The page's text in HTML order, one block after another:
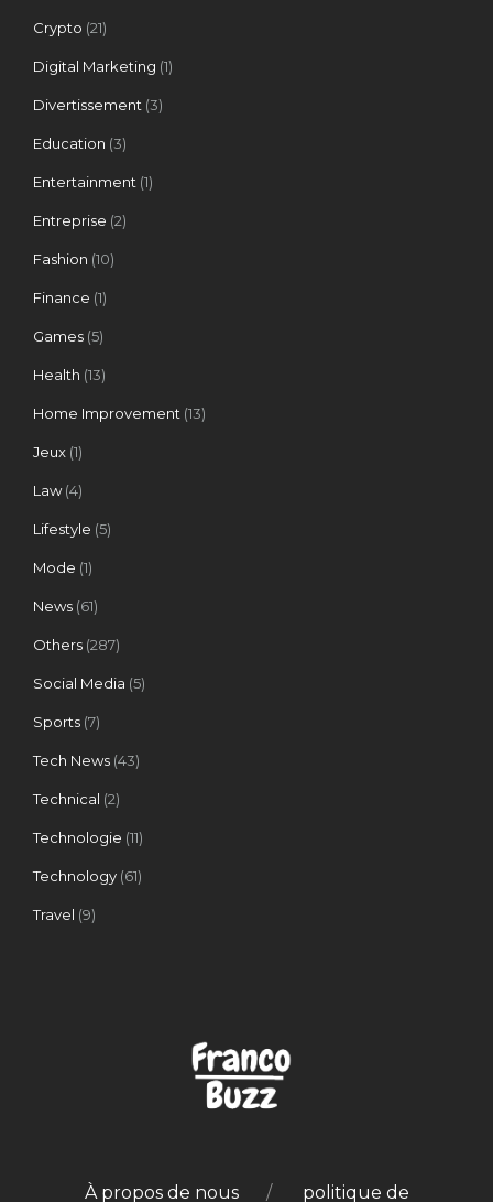
Crypto (21)
Digital Marketing (1)
Divertissement (3)
Education (3)
Entertainment (1)
Entreprise (2)
Fashion (10)
Finance (1)
Games (5)
Health (13)
Home Improvement (13)
Jeux (1)
Law(4)
Lifestyle (5)
Mode (1)
News (61)
Others (287)
Social Media (5)
Sports (7)
Tech News (43)
Technical (2)
Technologie (11)
Technology (61)
Travel (9)
À propos de nous politique de